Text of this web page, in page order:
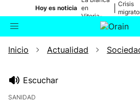
Hoy es noticia en
Vitoria-
Gasteiz
Crisis
Buscador
Inicio Actualidad
Escuchar
SANIDAD